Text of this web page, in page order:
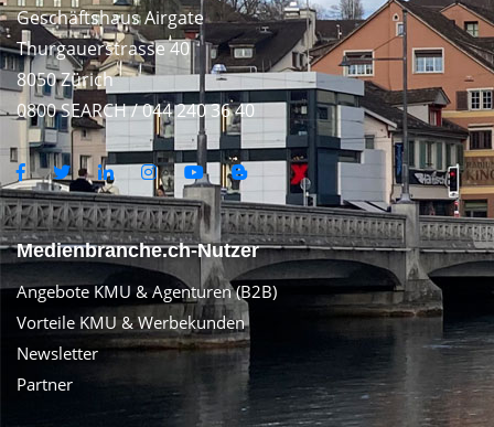
Geschäftshaus Airgate
Thurgauerstrasse 40
8050 Zürich
0800 SEARCH / 044 240 36 40
Medienbranche.ch-Nutzer
Angebote KMU & Agenturen (B2B)
Vorteile KMU & Werbekunden
Newsletter
Partner